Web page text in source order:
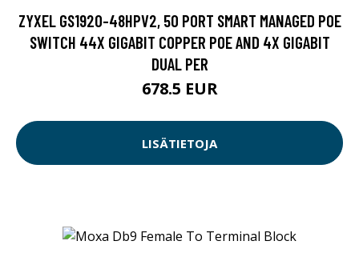
ZYXEL GS1920-48HPV2, 50 PORT SMART MANAGED POE
SWITCH 44X GIGABIT COPPER POE AND 4X GIGABIT
DUAL PER
678.5 EUR
LISÄTIETOJA